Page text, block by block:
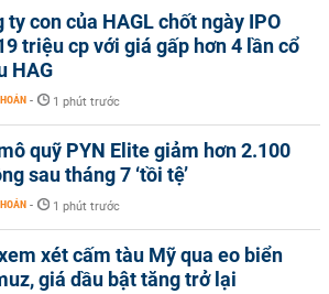
ty con của HAGL chốt ngày IPO
triệu cp với giá gấp hơn 4 lần cổ
HAG
- 1 phút trước
quỹ PYN Elite giảm hơn 2.100
sau tháng 7 ‘tồi tệ’
- 1 phút trước
xét cấm tàu Mỹ qua eo biển
giá dầu bật tăng trở lại